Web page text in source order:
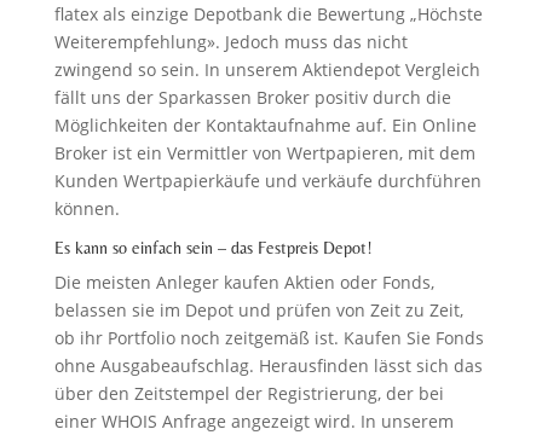
flatex als einzige Depotbank die Bewertung „Höchste
Weiterempfehlung». Jedoch muss das nicht
zwingend so sein. In unserem Aktiendepot Vergleich
fällt uns der Sparkassen Broker positiv durch die
Möglichkeiten der Kontaktaufnahme auf. Ein Online
Broker ist ein Vermittler von Wertpapieren, mit dem
Kunden Wertpapierkäufe und verkäufe durchführen
können.
Es kann so einfach sein – das Festpreis Depot!
Die meisten Anleger kaufen Aktien oder Fonds,
belassen sie im Depot und prüfen von Zeit zu Zeit,
ob ihr Portfolio noch zeitgemäß ist. Kaufen Sie Fonds
ohne Ausgabeaufschlag. Herausfinden lässt sich das
über den Zeitstempel der Registrierung, der bei
einer WHOIS Anfrage angezeigt wird. In unserem